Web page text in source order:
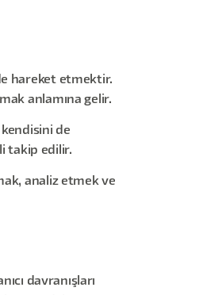
hareket etmektir.
anlamına gelir.
de
takip edilir.
analiz etmek ve
davranışları